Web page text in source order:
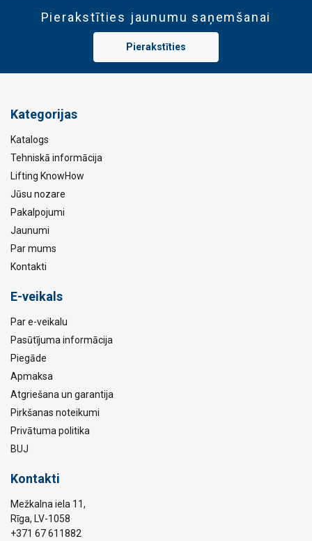
Pierakstīties jaunumu saņemšanai
Pierakstīties
Kategorijas
Katalogs
Tehniskā informācija
Lifting KnowHow
Jūsu nozare
Pakalpojumi
Jaunumi
Par mums
Kontakti
E-veikals
Par e-veikalu
Pasūtījuma informācija
Piegāde
Apmaksa
Atgriešana un garantija
Pirkšanas noteikumi
Privātuma politika
BUJ
Kontakti
Mežkalna iela 11,
Rīga, LV-1058
+371 67 611882